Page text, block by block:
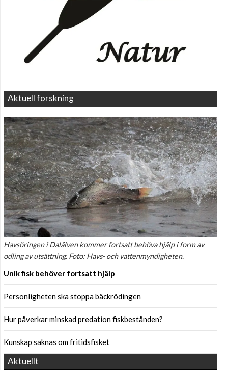
Aktuell forskning
Havsöringen i Dalälven kommer fortsatt behöva hjälp i form av
odling av utsättning. Foto: Havs- och vattenmyndigheten.
Unik fisk behöver fortsatt hjälp
Personligheten ska stoppa bäckrödingen
Hur påverkar minskad predation fiskbestånden?
Kunskap saknas om fritidsfisket
Aktuellt